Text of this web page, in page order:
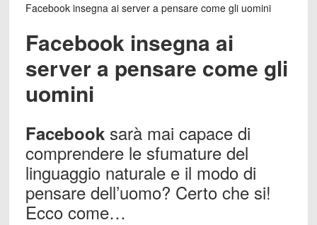
Facebook insegna ai server a pensare come gli uomini
Facebook insegna ai
server a pensare come gli
uomini
Facebooksarà mai capace di
comprendere le sfumature del
linguaggio naturale e il modo di
pensare dell’uomo? Certo che si!
Ecco come…